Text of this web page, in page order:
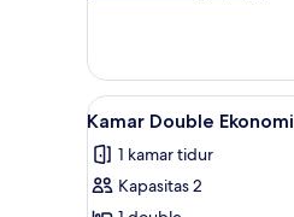
Kamar
Double
Deluks,
Tempat
Tidur
Lihat
semua
foto
untuk
4
Kamar Double Ekonomi
1 kamar tidur
Kapasitas 2